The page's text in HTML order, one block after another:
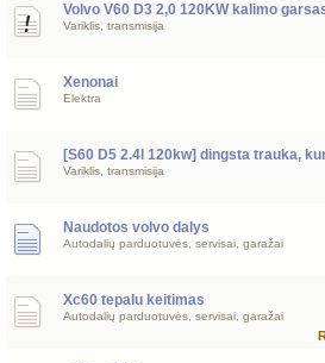
Volvo V60 D3 2,0 120KW kalimo
Variklis, transmisija
Xenonai
Elektra
[S60 D5 2.4l 120kw] dingsta trauka,
Variklis, transmisija
Naudotos volvo dalys
Autodalių parduotuvės, servisai, garažai
Xc60 tepalu keitimas
Autodalių parduotuvės, servisai, garažai